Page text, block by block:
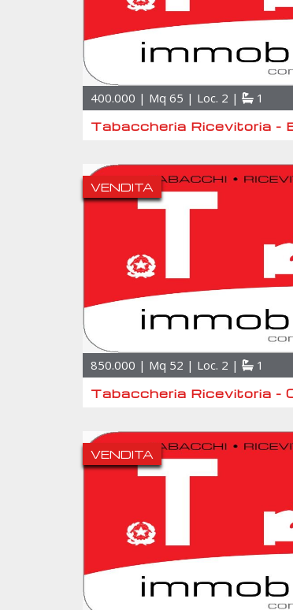
400.000 | Mq 65 | Loc. 2 |
1
Tabaccheria Ricevitoria -
VENDITA
850.000 | Mq 52 | Loc. 2 |
1
VENDITA